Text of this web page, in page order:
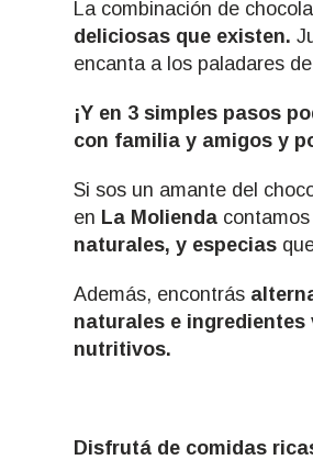
La combinación de
deliciosas que existen.
encanta a los paladares
¡Y en 3 simples pasos
con familia y amigos y
Si sos un amante del
en La Molienda
naturales, y especias
Además, encontrás
naturales e ingredientes
nutritivos.
Disfrutá de comidas